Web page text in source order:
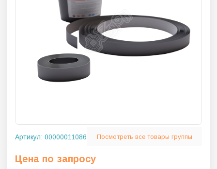
Артикул: 00000011086 Посмотреть все товары группы
Цена по запросу